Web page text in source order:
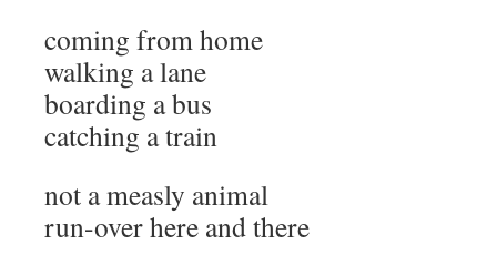
coming from home
walking a lane
boarding a bus
catching a train
not a measly animal
run-over here and there